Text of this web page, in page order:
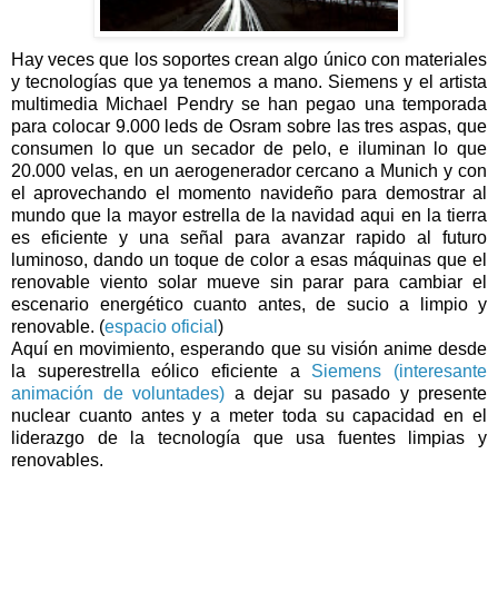
Hay veces que los soportes crean algo único con materiales
y tecnologías que ya tenemos a mano. Siemens y el artista
multimedia Michael Pendry se han pegao una temporada
para colocar 9.000 leds de Osram sobre las tres aspas, que
consumen lo que un secador de pelo, e iluminan lo que
20.000 velas, en un aerogenerador cercano a Munich y con
el aprovechando el momento navideño para demostrar al
mundo que la mayor estrella de la navidad aqui en la tierra
es eficiente y una señal para avanzar rapido al futuro
luminoso, dando un toque de color a esas máquinas que el
renovable viento solar mueve sin parar para cambiar el
escenario energético cuanto antes, de sucio a limpio y
renovable. (espacio oficial )
Aquí en movimiento, esperando que su visión anime desde
la superestrella eólico eficiente a Siemens (interesante
animación de voluntades) a dejar su pasado y presente
nuclear cuanto antes y a meter toda su capacidad en el
liderazgo de la tecnología que usa fuentes limpias y
renovables.